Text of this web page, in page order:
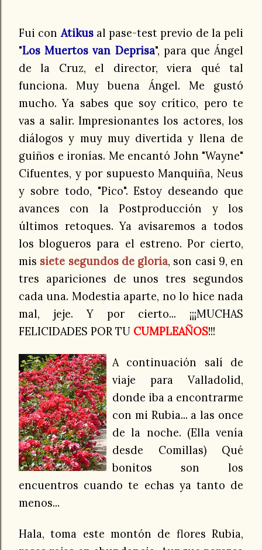
Fui conAtikusal pase-test previo de la peli
"Los Muertos van Deprisa", para que Ángel
de la Cruz, el director, viera qué tal
funciona. Muy buena Ángel. Me gustó
mucho. Ya sabes que soy crítico, pero te
vas a salir. Impresionantes los actores, los
diálogos y muy muy divertida y llena de
guiños e ironías. Me encantó John "Wayne"
Cifuentes, y por supuesto Manquiña, Neus
y sobre todo, "Pico". Estoy deseando que
avances con la Postproducción y los
últimos retoques. Ya avisaremos a todos
los blogueros para el estreno. Por cierto,
mis siete segundos de gloria, son casi 9, en
tres apariciones de unos tres segundos
cada una. Modestia aparte, no lo hice nada
mal, jeje. Y por cierto... ¡¡¡MUCHAS
FELICIDADES POR TU CUMPLEAÑOS!!!
A continuación salí de
viaje para Valladolid,
donde iba a encontrarme
con mi Rubia... a las once
de la noche. (Ella venía
desde Comillas) Qué
bonitos son los
encuentros cuando te echas ya tanto de
menos...
Hala, toma este montón de flores Rubia,